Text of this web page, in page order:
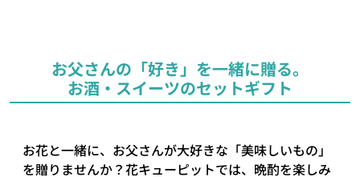
お父さんの「好き」を一緒に贈る。
お酒・スイーツのセットギフト
お花と一緒に、お父さんが大好きな「美味しいもの」
を贈りませんか？花キューピットでは、晩酌を楽しみ